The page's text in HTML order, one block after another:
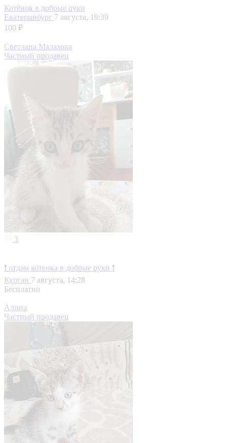
Котёнок в добрые руки
Екатеринбург 7 августа, 19:39
100 ₽
Светлана Малахова
Частный продавец
3
❗ отдам котенка в добрые руки ❗
Курган 7 августа, 14:28
Бесплатно
Алина
Частный продавец